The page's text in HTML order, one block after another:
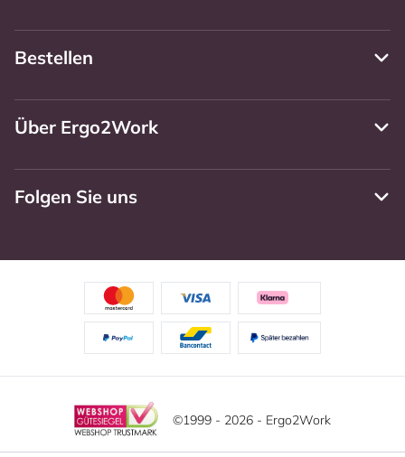
Bestellen
Über Ergo2Work
Folgen Sie uns
©1999 - 2026 - Ergo2Work